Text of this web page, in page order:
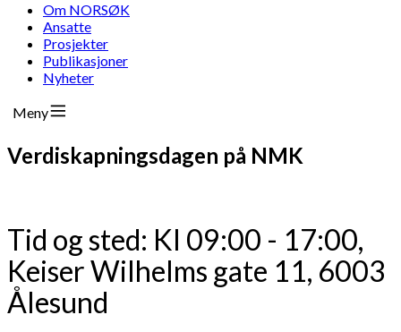
Om NORSØK
Ansatte
Prosjekter
Publikasjoner
Nyheter
Meny
Verdiskapningsdagen på NMK
Tid og sted: Kl 09:00 - 17:00,
Keiser Wilhelms gate 11, 6003
Ålesund